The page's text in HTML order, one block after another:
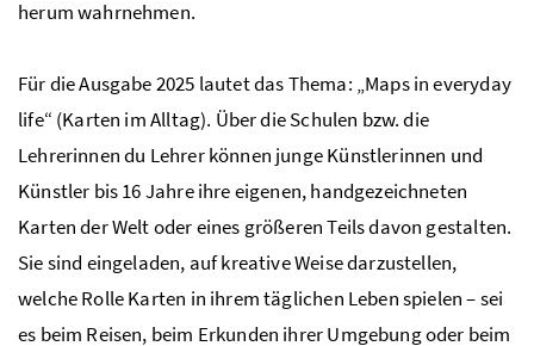
herum wahrnehmen.
Für die Ausgabe 2025 lautet das Thema: „Maps in everyday
life“ (Karten im Alltag). Über die Schulen bzw. die
Lehrerinnen du Lehrer können junge Künstlerinnen und
Künstler bis 16 Jahre ihre eigenen, handgezeichneten
Karten der Welt oder eines größeren Teils davon gestalten.
Sie sind eingeladen, auf kreative Weise darzustellen,
welche Rolle Karten in ihrem täglichen Leben spielen – sei
es beim Reisen, beim Erkunden ihrer Umgebung oder beim